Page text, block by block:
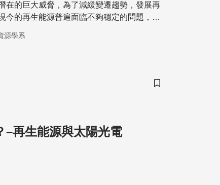
在的巨大威脅，為了減緩變遷趨勢，發展再
今的再生能源普遍面臨不夠穩定的問題，然
地表各處。這酷炫的未來發電方法，或許將
源學系
儲存書籤
–再生能源與太陽光電